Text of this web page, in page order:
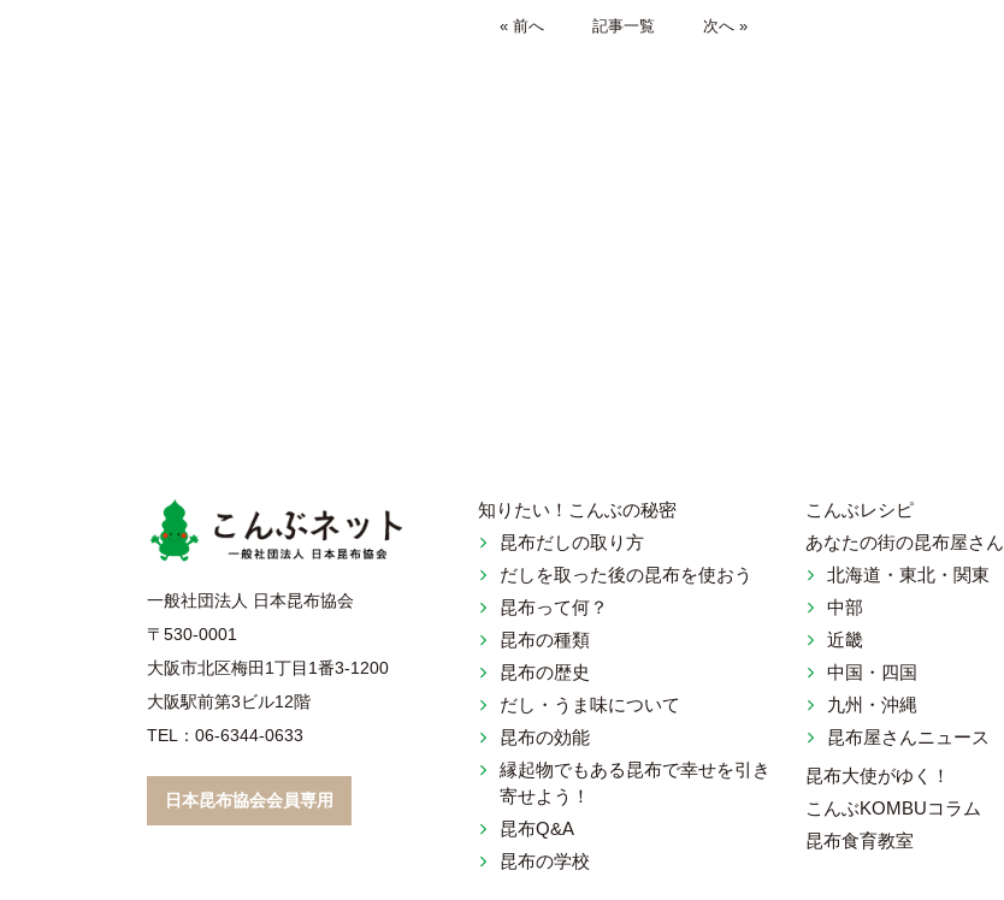
« 前へ 記事一覧 次へ »
知りたい！こんぶの秘密
昆布だしの取り方
だしを取った後の昆布を使おう
昆布って何？
昆布の種類
昆布の歴史
だし・うま味について
昆布の効能
縁起物でもある昆布で幸せを引き
寄せよう！
昆布Q&A
昆布の学校
こんぶレシピ
あなたの街の昆布屋さん
北海道・東北・関東
中部
近畿
中国・四国
九州・沖縄
昆布屋さんニュース
昆布大使がゆく！
こんぶKOMBUコラム
昆布食育教室
こんぶネット 一般社団法人 日本昆布協会
一般社団法人 日本昆布協会
〒530-0001
大阪市北区梅田1丁目1番3-1200
大阪駅前第3ビル12階
TEL：06-6344-0633
日本昆布協会会員専用